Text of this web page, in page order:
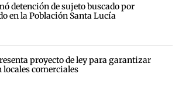
detención de sujeto buscado por
en la Población Santa Lucía
proyecto de ley para garantizar
comerciales